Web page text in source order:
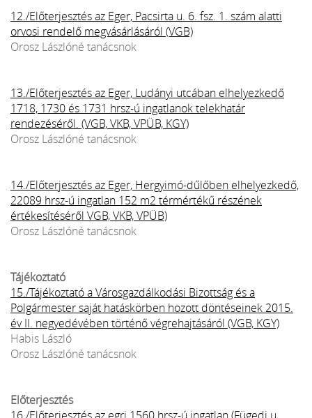
12./Előterjesztés az Eger, Pacsirta u. 6. fsz. 1. szám alatti
orvosi rendelő megvásárlásáról (VGB)
Orosz Lászlóné tanácsnok
13./Előterjesztés az Eger, Ludányi utcában elhelyezkedő
1718, 1730 és 1731 hrsz-ú ingatlanok telekhatár
rendezéséről. (VGB, VKB, VPÜB, KGY)
Orosz Lászlóné tanácsnok
14./Előterjesztés az Eger, Hergyimó-dűlőben elhelyezkedő,
22089 hrsz-ú ingatlan 152 m2 térmértékű részének
értékesítéséről VGB, VKB, VPÜB)
Orosz Lászlóné tanácsnok
Tájékoztató
15./Tájékoztató a Városgazdálkodási Bizottság és a
Polgármester saját hatáskörben hozott döntéseinek 2015.
év II. negyedévében történő végrehajtásáról (VGB, KGY)
Habis László
Orosz Lászlóné tanácsnok
Előterjesztés
16./Előterjesztés az egri 1560 hrsz-ú ingatlan (Fügedi u.